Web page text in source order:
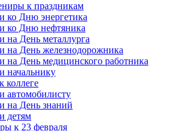
к праздникам
ко Дню энергетика
ко Дню нефтяника
на День металлурга
на День железнодорожника
на День медицинского работника
начальнику
коллеге
автомобилисту
на День знаний
детям
к 23 февраля